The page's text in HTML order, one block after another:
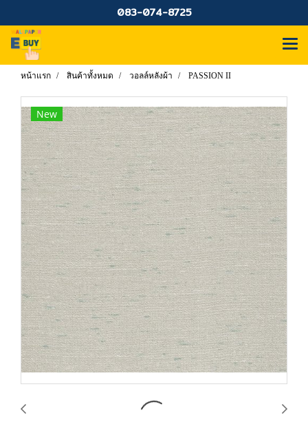
083-074-8725
หน้าแรก สินค้าทั้งหมด วอลล์หลังผ้า PASSION II
New